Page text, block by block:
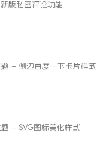
版私密评论功能
– 侧边百度一下卡片样式
– SVG图标美化样式